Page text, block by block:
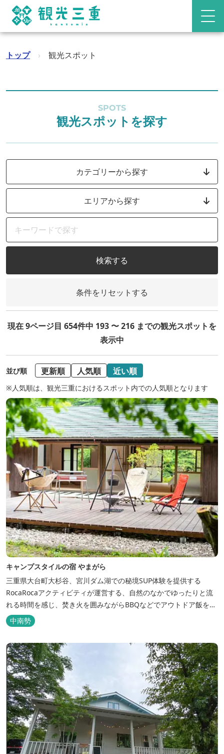
トップ › 観光スポット
SPOTS
観光スポットを探す
カテゴリーから探す
エリアから探す
検索する
条件をリセットする
現在 9ページ目 654件中 193 〜 216 までの観光スポットを
表示中
並び順 更新順 人気順 近い順
※人気順は、観光三重におけるスポット内での人気順となります
キャンプスタイルの宿 やまがら
三重県大台町大杉谷、宮川ダム湖での秘境SUP体験を提供する
RocaRocaアクティビティが運営する、自然のなかでゆったりと流
れる時間を感じ、焚き火を囲みながらBBQなどでアウトドア飯を愉
しめる宿。 ベッドルーム以外でも、満点の星空を眺めながらテント
を張って寝ることもできるキャンプスタイルでおもいおもいのひと
時をお過ごしください。 2023年6月よりペット可となりました。
中南勢